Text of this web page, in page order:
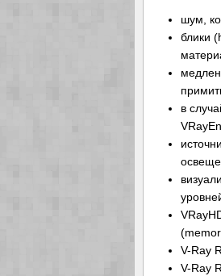
шум,
блики
в
V-Ray
V-Ray